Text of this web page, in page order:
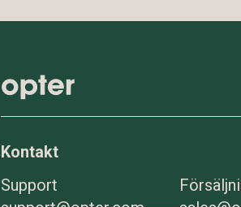
Kontakt
Support